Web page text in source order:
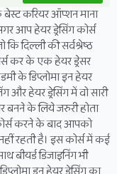
बेस्ट करियर ऑप्शन माना
आप हेयर ड्रेसिंग कोर्स
दिल्ली की सर्वश्रेष्ठ
कर के एक हेयर ड्रेसर
के डिप्लोमा इन हेयर
और हेयर ड्रेसिंग में वो सारी
बनने के लिये जरुरी होता
करने के बाद आपको
रहती है। इस कोर्स में कई
डिजाइनिंग भी